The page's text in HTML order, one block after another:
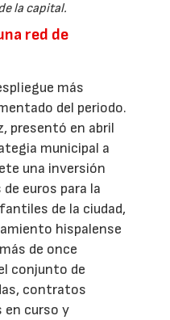
la capital.
red de
más
del periodo.
presentó en abril
municipal a
una inversión
euros para la
de la ciudad,
hispalense
de once
conjunto de
contratos
en curso y